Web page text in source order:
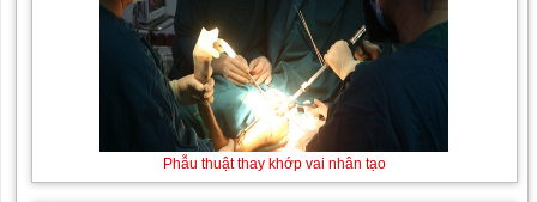
Phẫu thuật thay khớp vai nhân tạo
máu sơ